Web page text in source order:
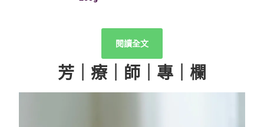
閱讀全文
芳｜療｜師｜專｜欄